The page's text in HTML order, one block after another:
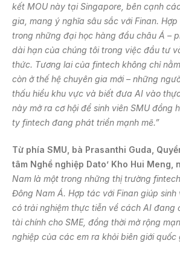
kết MOU này tại Singapore, bên cạnh
gia, mang ý nghĩa sâu sắc với Finan.
trong những đại học hàng đầu châu Á –
dài hạn của chúng tôi trong việc đầu tư
thức. Tương lai của fintech không chỉ
còn ở thế hệ chuyên gia mới – những
thấu hiểu khu vực và biết đưa AI vào
này mở ra cơ hội để sinh viên SMU đồng
ty fintech đang phát triển mạnh mẽ.”
Từ phía SMU, bà Prasanthi Guda,
tâm Nghề nghiệp Dato’ Kho Hui Meng,
Nam là một trong những thị trường
Đông Nam Á. Hợp tác với Finan giúp sinh
có trải nghiệm thực tiễn về cách AI đang
tài chính cho SME, đồng thời mở rộng
nghiệp của các em ra khỏi biên giới quốc